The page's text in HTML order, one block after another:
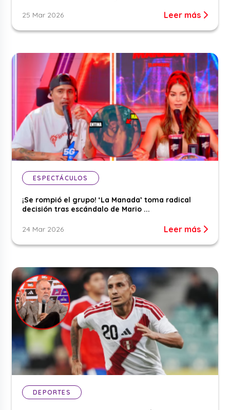
25 Mar 2026 Leer más
ESPECTÁCULOS
¡Se rompió el grupo! ‘La Manada’ toma radical
decisión tras escándalo de Mario ...
24 Mar 2026 Leer más
DEPORTES